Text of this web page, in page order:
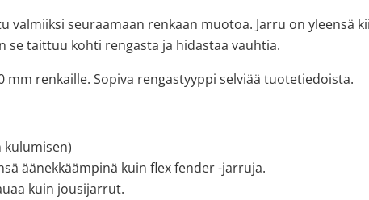
valmiiksi seuraamaan renkaan muotoa. Jarru on yleensä
se taittuu kohti rengasta ja hidastaa vauhtia.
renkaille. Sopiva rengastyyppi selviää tuotetiedoista.
kulumisen)
äänekkäämpinä kuin flex fender -jarruja.
kuin jousijarrut.